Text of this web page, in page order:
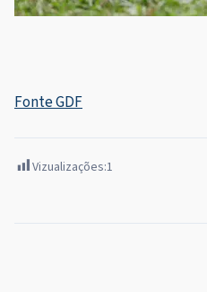
Fonte GDF
Vizualizações:1